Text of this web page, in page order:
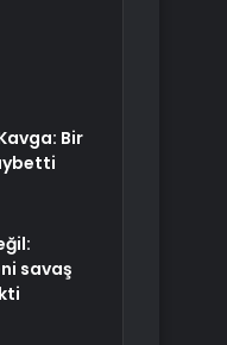
Bir
savaş